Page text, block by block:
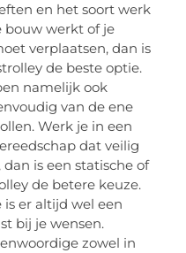
en het soort werk
bouw werkt of je
verplaatsen, dan is
de beste optie.
namelijk ook
van de ene
Werk je in een
dat veilig
is een statische of
de betere keuze.
er altijd wel een
bij je wensen.
zowel in